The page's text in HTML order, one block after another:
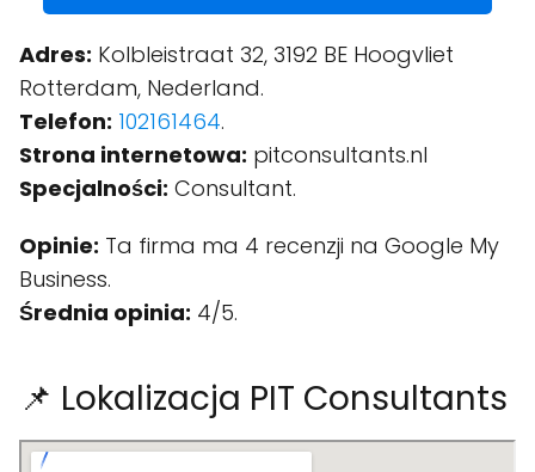
Adres: Kolbleistraat 32, 3192 BE Hoogvliet
Rotterdam, Nederland.
Telefon: 102161464.
Strona internetowa: pitconsultants.nl
Specjalności: Consultant.
Opinie: Ta firma ma 4 recenzji na Google My
Business.
Średnia opinia: 4/5.
📌 Lokalizacja PIT Consultants